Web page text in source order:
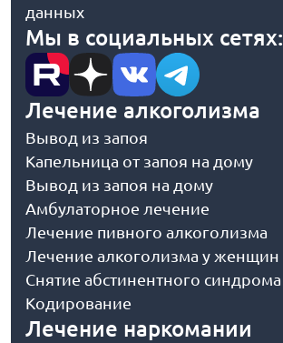
данных
Мы в социальных сетях:
Лечение алкоголизма
Вывод из запоя
Капельница от запоя на дому
Вывод из запоя на дому
Амбулаторное лечение
Лечение пивного алкоголизма
Лечение алкоголизма у женщин
Снятие абстинентного синдрома
Кодирование
Лечение наркомании